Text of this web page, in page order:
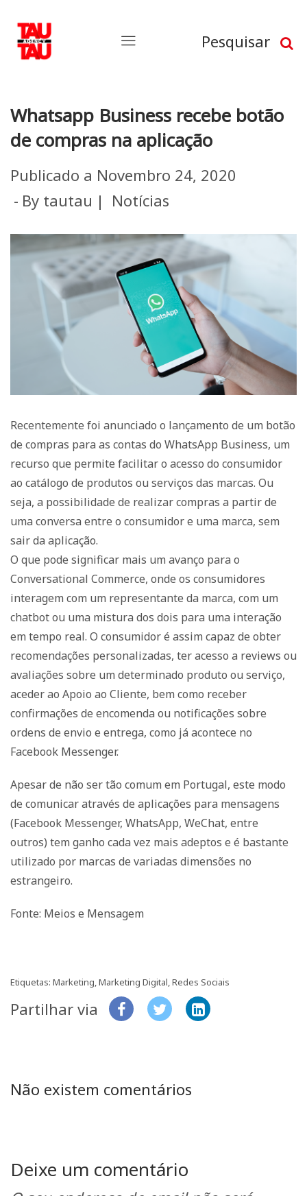
Pesquisar
Whatsapp Business recebe botão
de compras na aplicação
Publicado a Novembro 24, 2020
By tautau Notícias
Recentemente foi anunciado o lançamento de um botão
de compras para as contas do WhatsApp Business, um
recurso que permite facilitar o acesso do consumidor
ao catálogo de produtos ou serviços das marcas. Ou
seja, a possibilidade de realizar compras a partir de
uma conversa entre o consumidor e uma marca, sem
sair da aplicação.
O que pode significar mais um avanço para o
Conversational Commerce, onde os consumidores
interagem com um representante da marca, com um
chatbot ou uma mistura dos dois para uma interação
em tempo real. O consumidor é assim capaz de obter
recomendações personalizadas, ter acesso a reviews ou
avaliações sobre um determinado produto ou serviço,
aceder ao Apoio ao Cliente, bem como receber
confirmações de encomenda ou notificações sobre
ordens de envio e entrega, como já acontece no
Facebook Messenger.
Apesar de não ser tão comum em Portugal, este modo
de comunicar através de aplicações para mensagens
(Facebook Messenger, WhatsApp, WeChat, entre
outros) tem ganho cada vez mais adeptos e é bastante
utilizado por marcas de variadas dimensões no
estrangeiro.
Fonte: Meios e Mensagem
Etiquetas: Marketing,Marketing Digital,Redes Sociais
Partilhar via
Não existem comentários
Deixe um comentário